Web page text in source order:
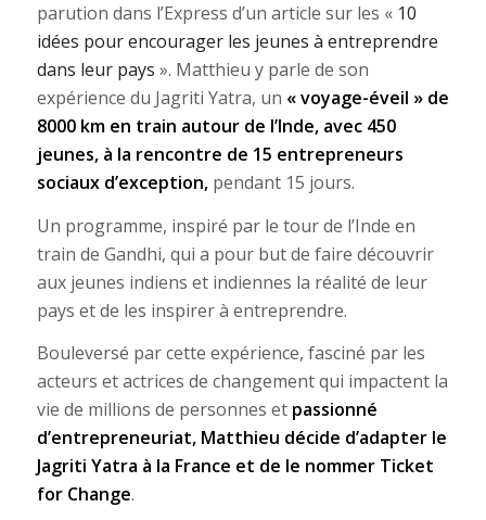
parution dans l’Express d’un article sur les « 10
idées pour encourager les jeunes à entreprendre
dans leur pays ». Matthieu y parle de son
expérience du Jagriti Yatra, un « voyage-éveil » de
8000 km en train autour de l’Inde, avec 450
jeunes, à la rencontre de 15 entrepreneurs
sociaux d’exception, pendant 15 jours.
Un programme, inspiré par le tour de l’Inde en
train de Gandhi, qui a pour but de faire découvrir
aux jeunes indiens et indiennes la réalité de leur
pays et de les inspirer à entreprendre.
Bouleversé par cette expérience, fasciné par les
acteurs et actrices de changement qui impactent la
vie de millions de personnes et passionné
d’entrepreneuriat, Matthieu décide d’adapter le
Jagriti Yatra à la France et de le nommer Ticket
for Change.